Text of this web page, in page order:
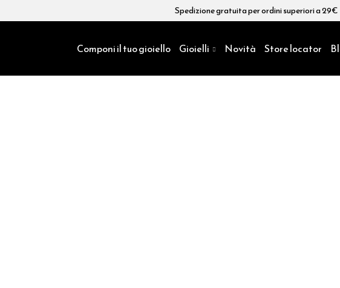
Spedizione gratuita per ordini superiori a 29€
Componi il tuo gioiello Gioielli Novità Store locator